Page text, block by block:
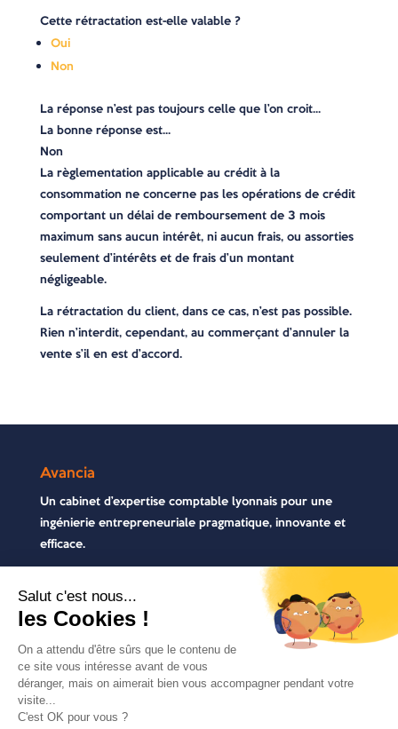
Cette rétractation est-elle valable ?
Oui
Non
La réponse n’est pas toujours celle que l’on croit…
La bonne réponse est…
Non
La règlementation applicable au crédit à la
consommation ne concerne pas les opérations de crédit
comportant un délai de remboursement de 3 mois
maximum sans aucun intérêt, ni aucun frais, ou assorties
seulement d’intérêts et de frais d’un montant
négligeable.
La rétractation du client, dans ce cas, n’est pas possible.
Rien n’interdit, cependant, au commerçant d’annuler la
vente s’il en est d’accord.
Avancia
Un cabinet d’expertise comptable lyonnais pour une
ingénierie entrepreneuriale pragmatique, innovante et
efficace.
Contactez-nous
04 72 71 54 72
30, rue Pré Gaudry, 69007 Lyon
contact@avancia.fr